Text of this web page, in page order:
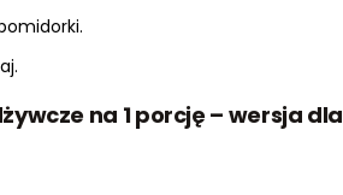
na 1 porcję – wersja dla